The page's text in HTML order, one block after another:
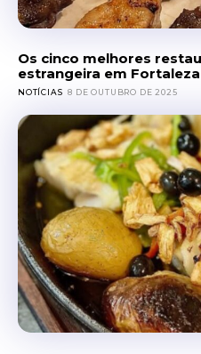
Os cinco melhores
estrangeira em Fortaleza
NOTÍCIAS 8 DE OUTUBRO DE 2025